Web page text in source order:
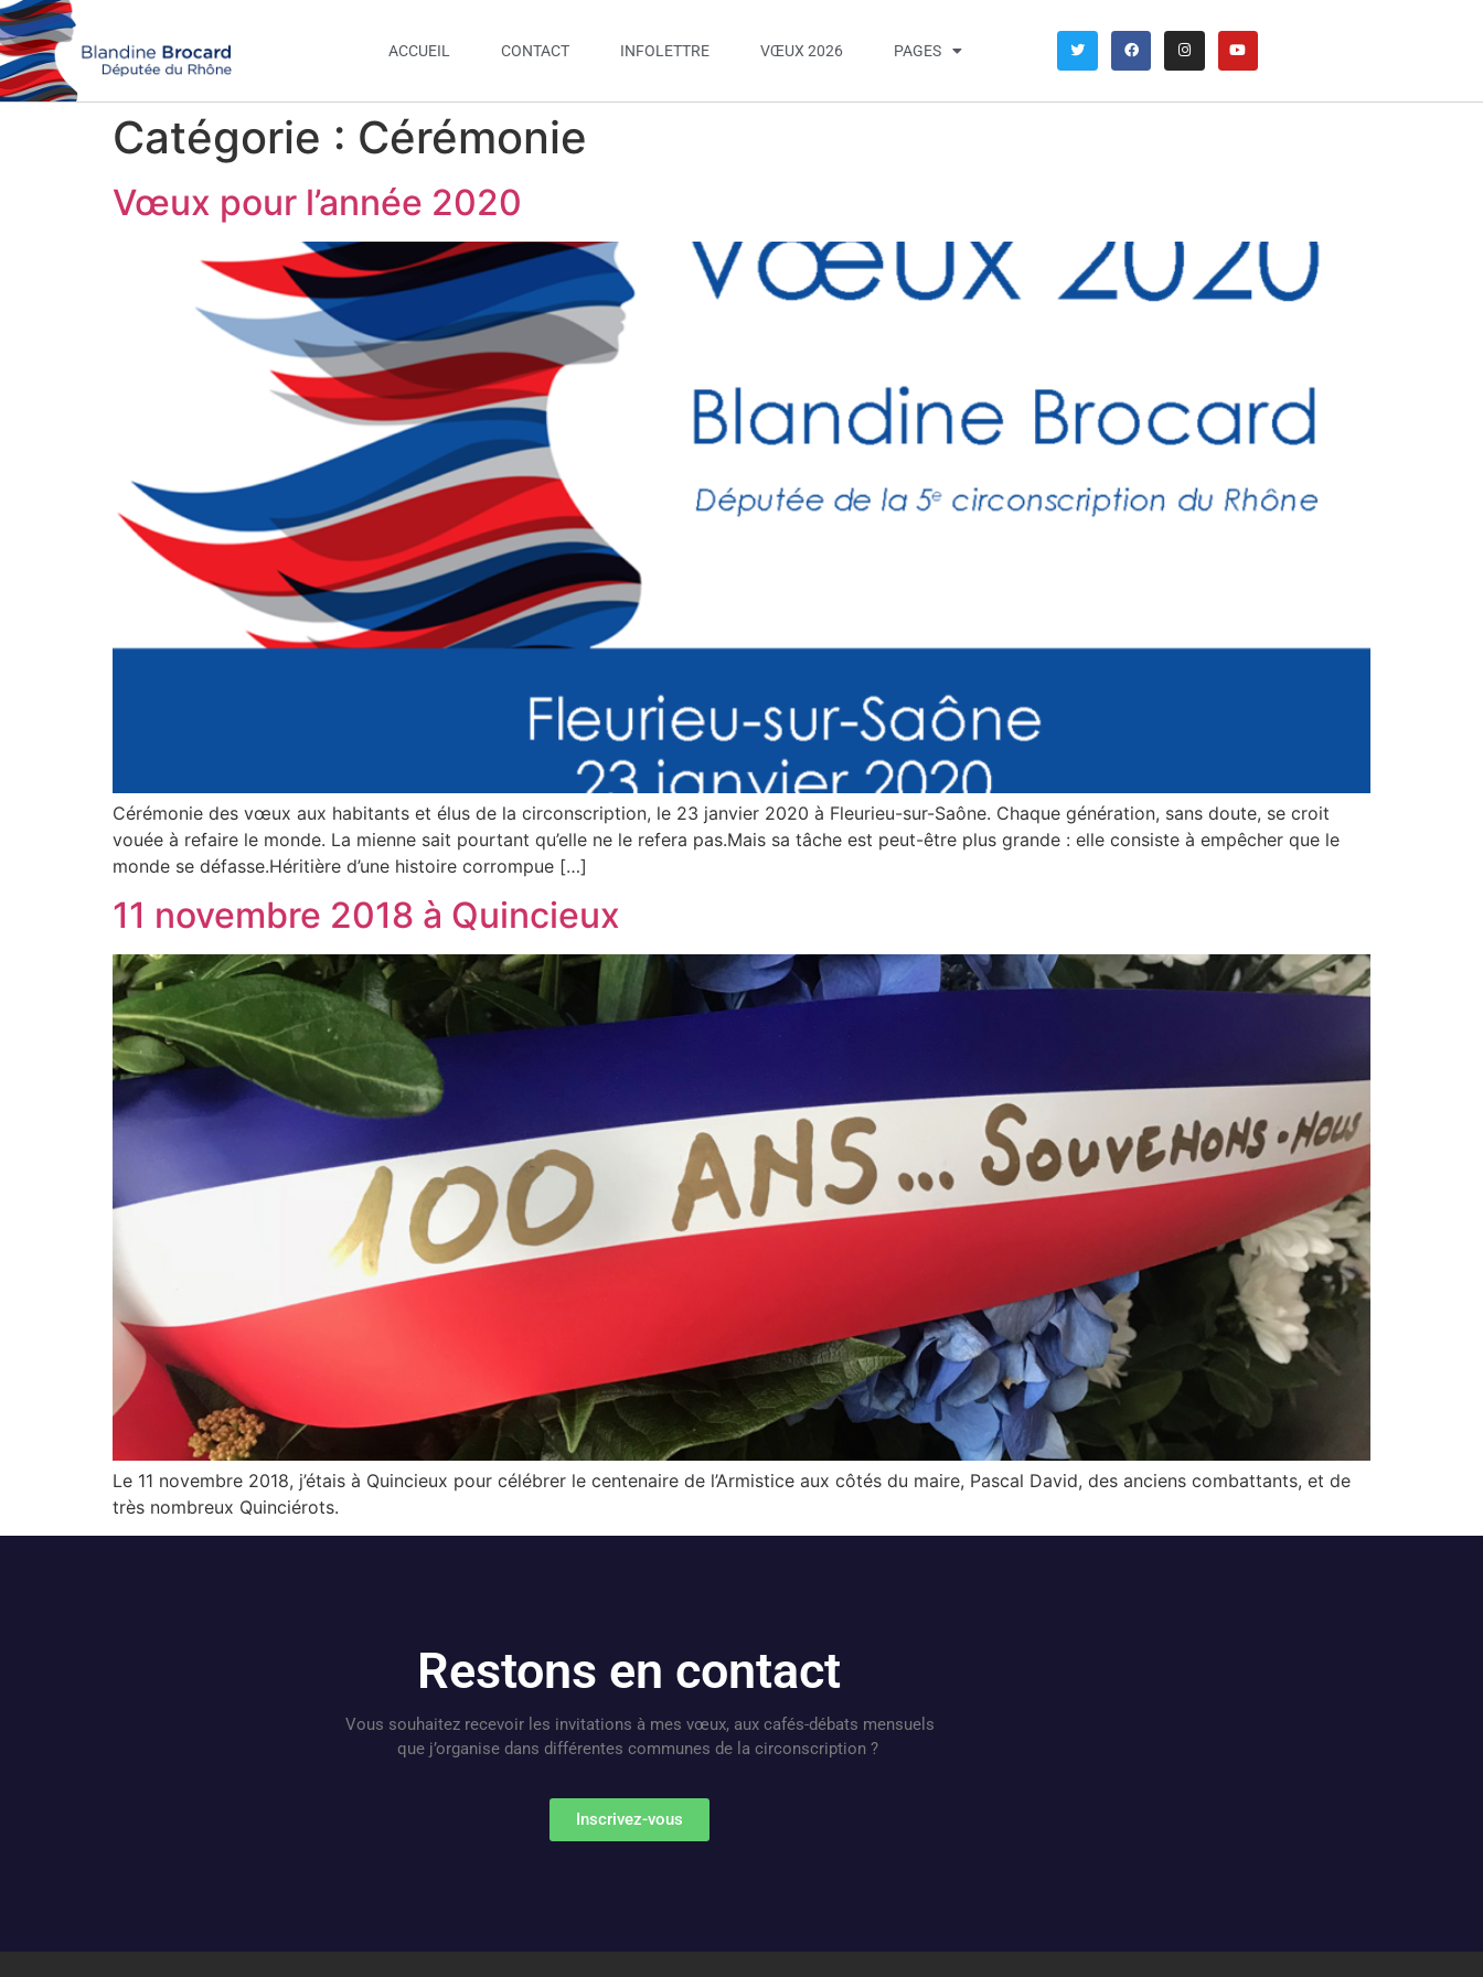
ACCUEIL CONTACT INFOLETTRE VŒUX 2026 PAGES
Catégorie : Cérémonie
Vœux pour l’année 2020
Cérémonie des vœux aux habitants et élus de la circonscription, le 23 janvier 2020 à Fleurieu-sur-Saône. Chaque génération, sans doute, se croit
vouée à refaire le monde. La mienne sait pourtant qu’elle ne le refera pas.Mais sa tâche est peut-être plus grande : elle consiste à empêcher que le
monde se défasse.Héritière d’une histoire corrompue […]
11 novembre 2018 à Quincieux
Le 11 novembre 2018, j’étais à Quincieux pour célébrer le centenaire de l’Armistice aux côtés du maire, Pascal David, des anciens combattants, et de
très nombreux Quinciérots.
Restons en contact
Vous souhaitez recevoir les invitations à mes vœux, aux cafés-débats mensuels
que j’organise dans différentes communes de la circonscription ?
Inscrivez-vous